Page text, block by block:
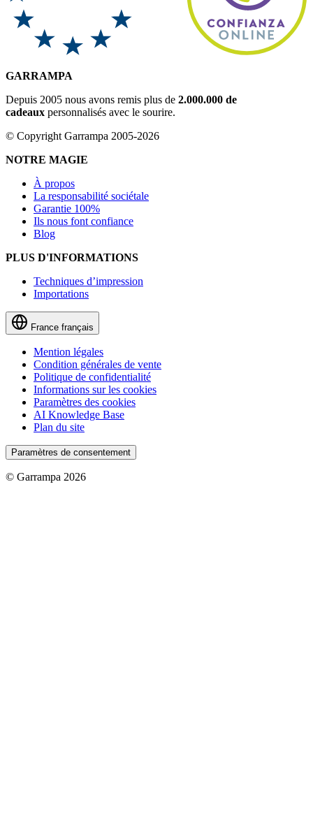
GARRAMPA
Depuis 2005 nous avons remis plus de 2.000.000 de
cadeaux personnalisés avec le sourire.
© Copyright Garrampa 2005-2026
NOTRE MAGIE
À propos
La responsabilité sociétale
Garantie 100%
Ils nous font confiance
Blog
PLUS D'INFORMATIONS
Techniques d’impression
Importations
France français
Mention légales
Condition générales de vente
Politique de confidentialité
Informations sur les cookies
Paramètres des cookies
AI Knowledge Base
Plan du site
Paramètres de consentement
© Garrampa 2026